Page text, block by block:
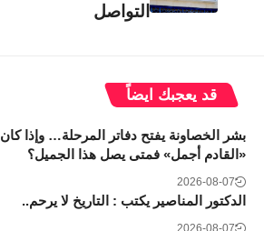
التواصل
قد يعجبك ايضاً
بشر الخصاونة يفتح دفاتر المرحلة… وإذا كان
«القادم أجمل» فمتى يصل هذا الجميل؟
2026-08-07
الدكتور المناصير يكتب : التاريخ لا يرحم..
2026-08-07